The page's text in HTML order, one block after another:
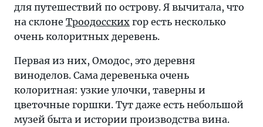
для путешествий по острову. Я вычитала, что
на склоне Троодосских гор есть несколько
очень колоритных деревень.
Первая из них, Омодос, это деревня
виноделов. Сама деревенька очень
колоритная: узкие улочки, таверны и
цветочные горшки. Тут даже есть небольшой
музей быта и истории производства вина.